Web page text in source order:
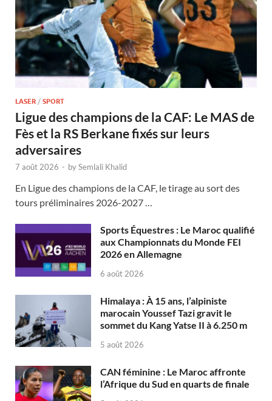
LASER / SPORT
Ligue des champions de la CAF: Le MAS de
Fès et la RS Berkane fixés sur leurs
adversaires
7 août 2026 - bySemlali Khalid
En Ligue des champions de la CAF, le tirage au sort des
tours préliminaires 2026-2027 …
Sports Équestres : Le Maroc qualifié
aux Championnats du Monde FEI
2026 en Allemagne
6 août 2026
Himalaya : À 15 ans, l’alpiniste
marocain Youssef Tazi gravit le
sommet du Kang Yatse II à 6.250 m
5 août 2026
CAN féminine : Le Maroc affronte
l’Afrique du Sud en quarts de finale